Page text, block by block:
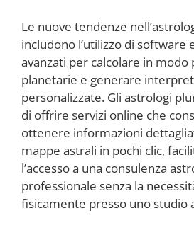
Le nuove tendenze
includono l’utilizzo di software
avanzati per calcolare in modo
planetarie e generare
personalizzate. Gli astrologi
di offrire servizi online che
ottenere informazioni
mappe astrali in pochi clic,
l’accesso a una consulenza
professionale senza la
fisicamente presso uno studio